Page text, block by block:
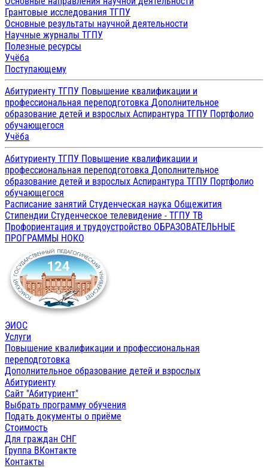
Грантовые исследования ТГПУ
Основные результаты научной деятельности
Научные журналы ТГПУ
Полезные ресурсы
Учёба
Поступающему
Абитуриенту ТГПУ Повышение квалификации и
профессиональная переподготовка Дополнительное
образование детей и взрослых Аспирантура ТГПУ Портфолио
обучающегося
Учёба
Абитуриенту ТГПУ Повышение квалификации и
профессиональная переподготовка Дополнительное
образование детей и взрослых Аспирантура ТГПУ Портфолио
обучающегося
Расписание занятий Студенческая наука Общежития
Стипендии Студенческое телевидение - ТГПУ ТВ
Профориентация и трудоустройство ОБРАЗОВАТЕЛЬНЫЕ
ПРОГРАММЫ НОКО
ЭИОС
Услуги
Повышение квалификации и профессиональная
переподготовка
Дополнительное образование детей и взрослых
Абитуриенту
Сайт "Абитуриент"
Выбрать программу обучения
Подать документы о приёме
Стоимость
Для граждан СНГ
Группа ВКонтакте
Контакты